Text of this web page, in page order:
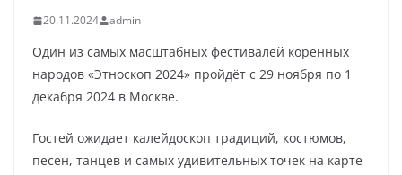
20.11.2024 admin
Один из самых масштабных фестивалей коренных
народов «Этноскоп 2024» пройдёт с 29 ноября по 1
декабря 2024 в Москве.
Гостей ожидает калейдоскоп традиций, костюмов,
песен, танцев и самых удивительных точек на карте